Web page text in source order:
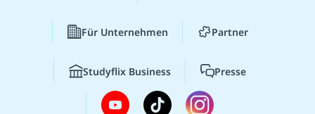
Für Unternehmen Partner
Studyflix Business Presse